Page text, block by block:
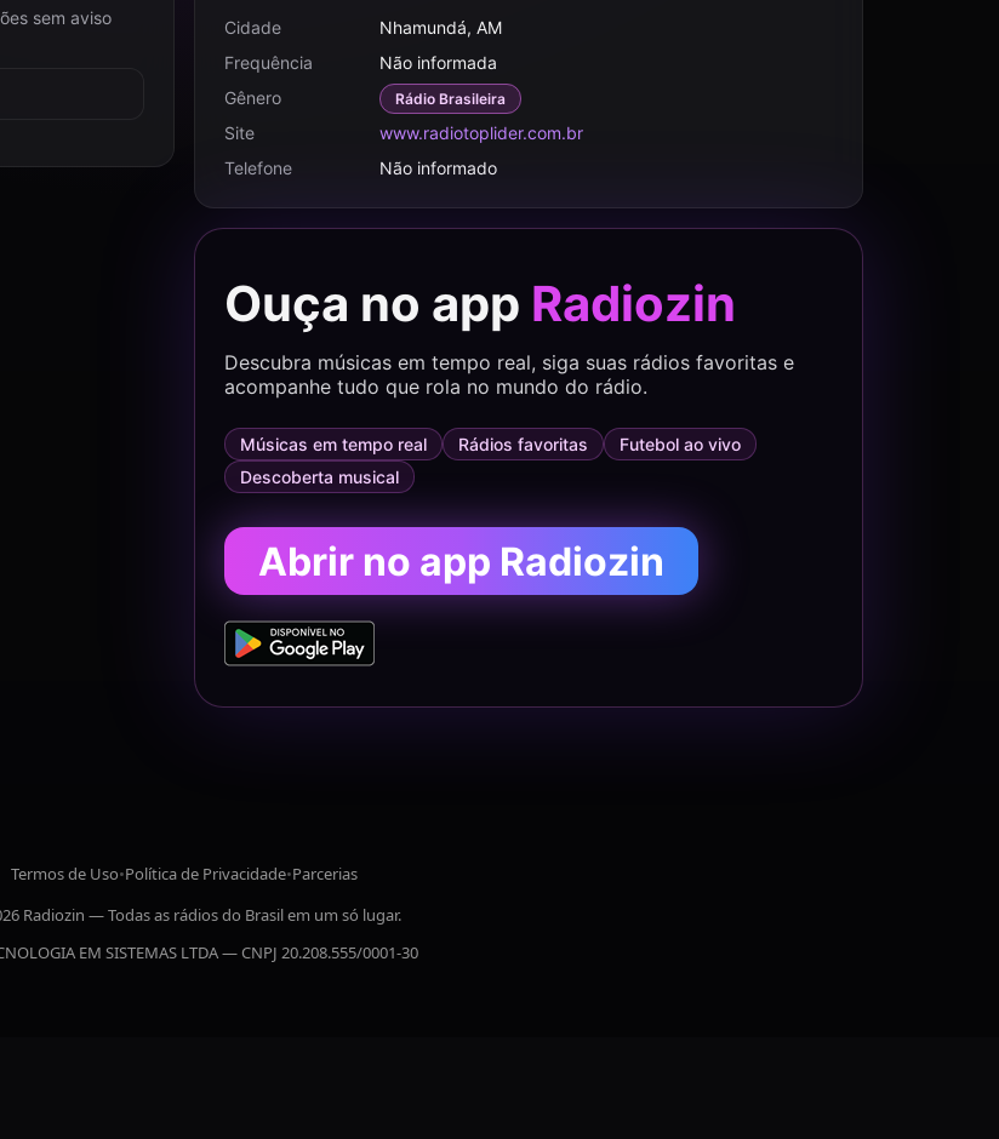
sem aviso
Cidade
Nhamundá, AM
Frequência
Não informada
Gênero
Rádio Brasileira
Site
www.radiotoplider.com.br
Telefone
Não informado
Ouça no app Radiozin
Descubra músicas em tempo real, siga suas rádios favoritas e
acompanhe tudo que rola no mundo do rádio.
Músicas em tempo real Rádios favoritas
Futebol ao vivo
Descoberta musical
Abrir no app Radiozin
Termos de Uso•Política de Privacidade•Parcerias
Radiozin — Todas as rádios do Brasil em um só lugar.
EM SISTEMAS LTDA — CNPJ 20.208.555/0001-30